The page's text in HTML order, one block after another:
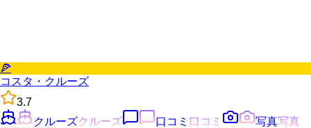
🍕
コスタ・クルーズ
3.7
クルーズクルーズ 口コミ 口コミ 写真写真